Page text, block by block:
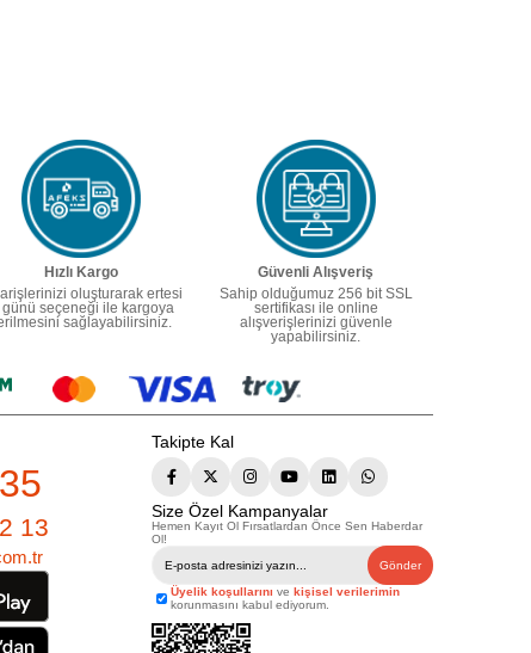
Hızlı Kargo
oluşturarak ertesi
günü seçeneği ile kargoya
sağlayabilirsiniz.
Güvenli Alışveriş
Sahip olduğumuz 256 bit SSL
sertifikası ile online
alışverişlerinizi güvenle
yapabilirsiniz.
13
Takipte Kal
Size Özel Kampanyalar
Hemen Kayıt Ol Fırsatlardan Önce Sen Haberdar
Ol!
Gönder
Üyelik koşullarını ve kişisel verilerimin
korunmasını kabul ediyorum.